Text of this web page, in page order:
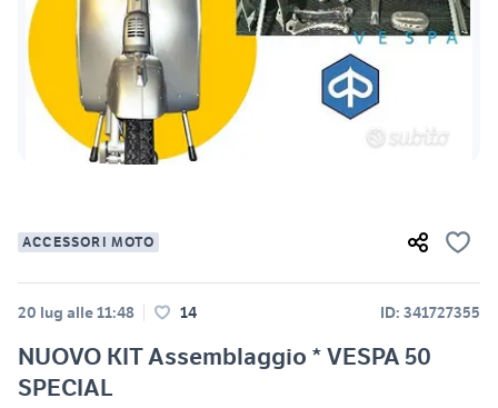
ACCESSORI MOTO
20 lug alle 11:48 14 ID: 341727355
NUOVO KIT Assemblaggio * VESPA 50
SPECIAL